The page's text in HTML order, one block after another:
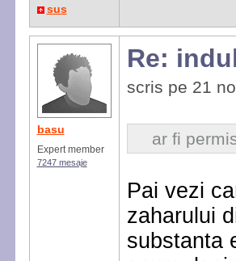
sus
basu
Expert member
7247 mesaje
Re:
scris pe 21
ar fi
Pai vezi
zaharului
substanta